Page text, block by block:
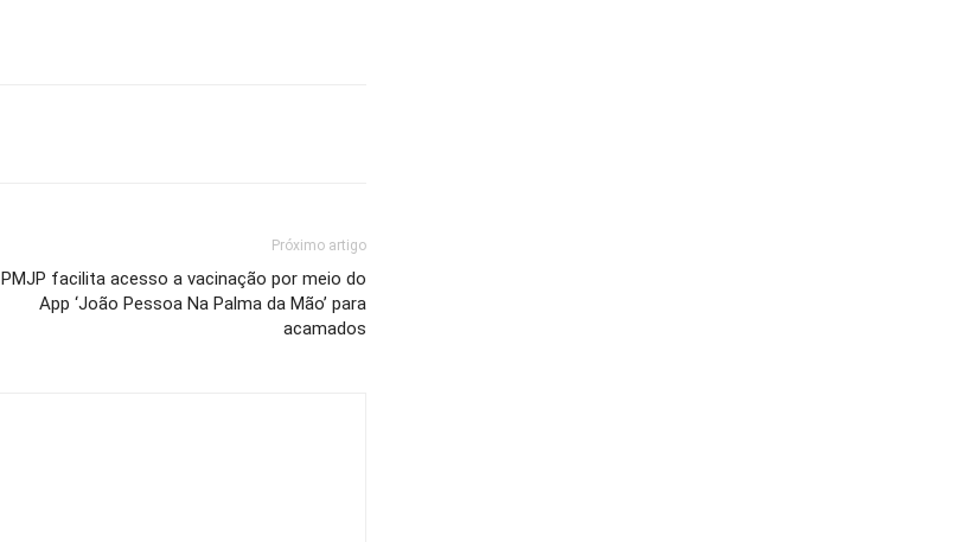
Próximo artigo
PMJP facilita acesso a vacinação por meio do
App ‘João Pessoa Na Palma da Mão’ para
acamados